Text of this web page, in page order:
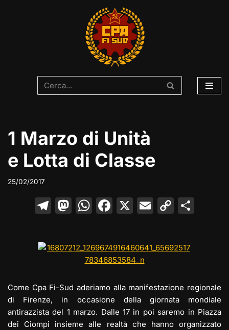
1 Marzo di Unità
e Lotta di Classe
25/02/2017
T
gr
m
M
o
d
o
n
W
s
A
p
p
F
e
b
o
o
k
X E
l
C
y
n
k
di
Come Cpa Fi-Sud aderiamo alla manifestazione regionale
di Firenze, in occasione della giornata mondiale
antirazzista del 1 marzo. Dalle 17 in poi saremo in Piazza
dei Ciompi insieme alle realtà che hanno organizzato